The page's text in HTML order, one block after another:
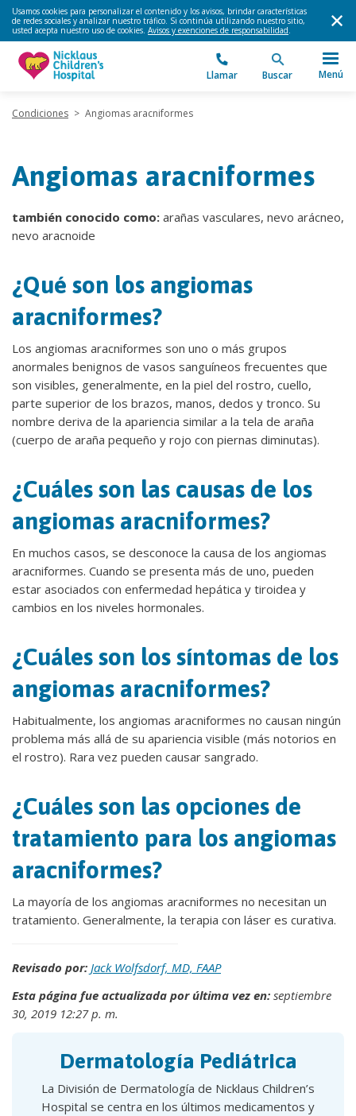
Usamos cookies para personalizar el contenido y los avisos, brindar características
de redes sociales y analizar nuestro tráfico. Si continúa utilizando nuestro sitio,
usted acepta nuestro uso de cookies. Avisos y exenciones de responsabilidad.
Llamar Buscar Menú
Condiciones > Angiomas aracniformes
Angiomas aracniformes
también conocido como: arañas vasculares, nevo arácneo,
nevo aracnoide
¿Qué son los angiomas
aracniformes?
Los angiomas aracniformes son uno o más grupos
anormales benignos de vasos sanguíneos frecuentes que
son visibles, generalmente, en la piel del rostro, cuello,
parte superior de los brazos, manos, dedos y tronco. Su
nombre deriva de la apariencia similar a la tela de araña
(cuerpo de araña pequeño y rojo con piernas diminutas).
¿Cuáles son las causas de los
angiomas aracniformes?
En muchos casos, se desconoce la causa de los angiomas
aracniformes. Cuando se presenta más de uno, pueden
estar asociados con enfermedad hepática y tiroidea y
cambios en los niveles hormonales.
¿Cuáles son los síntomas de los
angiomas aracniformes?
Habitualmente, los angiomas aracniformes no causan ningún
problema más allá de su apariencia visible (más notorios en
el rostro). Rara vez pueden causar sangrado.
¿Cuáles son las opciones de
tratamiento para los angiomas
aracniformes?
La mayoría de los angiomas aracniformes no necesitan un
tratamiento. Generalmente, la terapia con láser es curativa.
Revisado por: Jack Wolfsdorf, MD, FAAP
Esta página fue actualizada por última vez en: septiembre
30, 2019 12:27 p. m.
Dermatología Pediátrica
La División de Dermatología de Nicklaus Children’s
Hospital se centra en los últimos medicamentos y